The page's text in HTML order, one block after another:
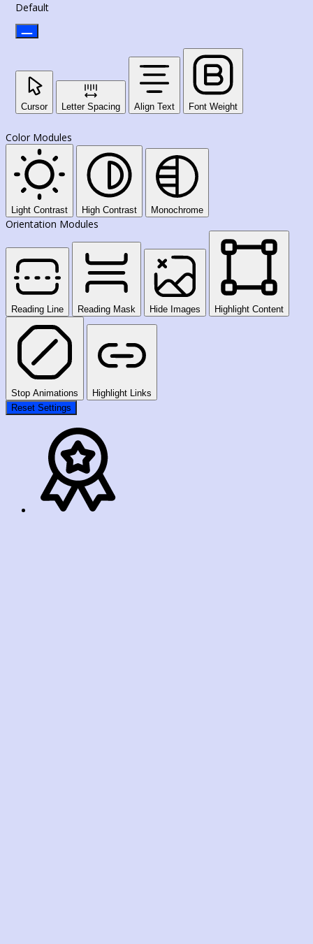
Default
Cursor Letter Spacing Align Text Font Weight
Color Modules
Light Contrast High Contrast Monochrome
Orientation Modules
Reading Line Reading Mask Hide Images Highlight Content
Stop Animations
Highlight Links
Reset Settings